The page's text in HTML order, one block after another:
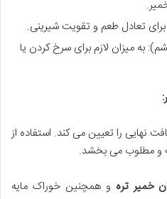
به میزان لازم برای سرخ کردن یا
نهایی را تعیین می کند. استفاده از
و مطلوب می بخشد.
خمیر تره و همچنین خوراک مایه